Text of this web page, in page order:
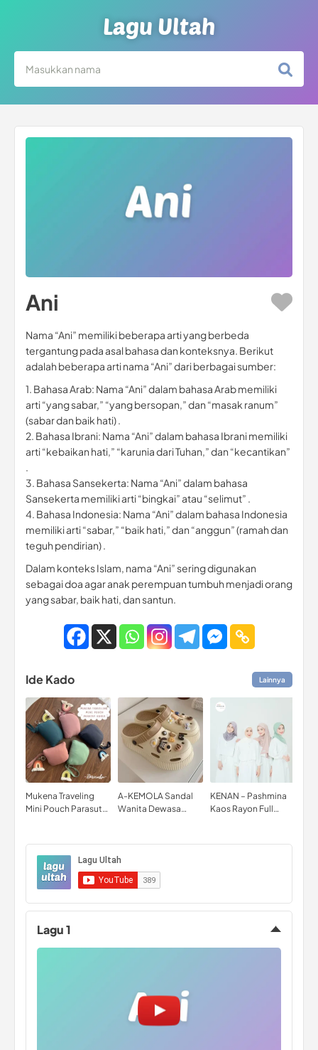
Lagu Ultah
Ani
Nama “Ani” memiliki beberapa arti yang berbeda
tergantung pada asal bahasa dan konteksnya. Berikut
adalah beberapa arti nama “Ani” dari berbagai sumber:
1. Bahasa Arab: Nama “Ani” dalam bahasa Arab memiliki
arti “yang sabar,” “yang bersopan,” dan “masak ranum”
(sabar dan baik hati) .
2. Bahasa Ibrani: Nama “Ani” dalam bahasa Ibrani memiliki
arti “kebaikan hati,” “karunia dari Tuhan,” dan “kecantikan”
.
3. Bahasa Sansekerta: Nama “Ani” dalam bahasa
Sansekerta memiliki arti “bingkai” atau “selimut” .
4. Bahasa Indonesia: Nama “Ani” dalam bahasa Indonesia
memiliki arti “sabar,” “baik hati,” dan “anggun” (ramah dan
teguh pendirian) .
Dalam konteks Islam, nama “Ani” sering digunakan
sebagai doa agar anak perempuan tumbuh menjadi orang
yang sabar, baik hati, dan santun.
Ide Kado Lainnya
Mukena Traveling
Mini Pouch Parasut
A-KEMOLA Sandal
Wanita Dewasa
Sandal Korea Sandal
Fuji Wanita Tinggi
KENAN – Pashmina
Kaos Rayon Full
Lagu 1